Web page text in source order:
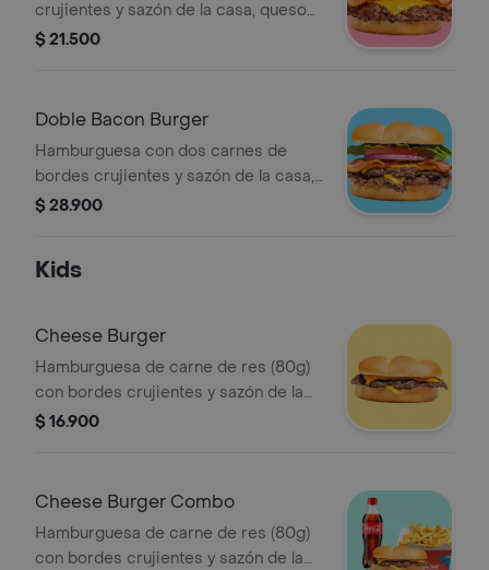
crujientes y sazón de la casa, queso
americano, bacon y vegetales
$ 21.500
Doble Bacon Burger
Hamburguesa con dos carnes de
bordes crujientes y sazón de la casa,
queso americano, bacon y vegetales
$ 28.900
Kids
Cheese Burger
Hamburguesa de carne de res (80g)
con bordes crujientes y sazón de la
casa ketchup, mayonesa y queso
$ 16.900
Cheese Burger Combo
Hamburguesa de carne de res (80g)
con bordes crujientes y sazón de la